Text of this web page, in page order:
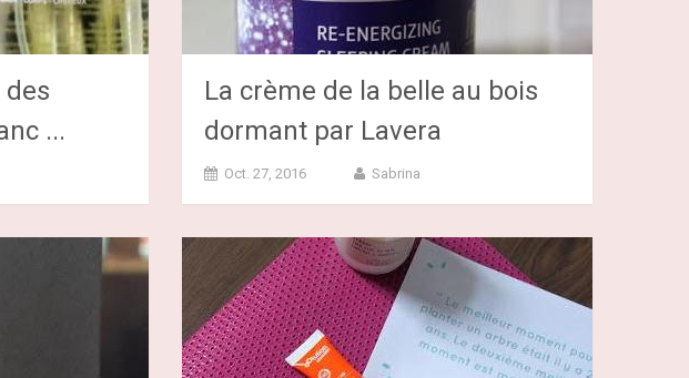
...
La crème de la belle au bois
dormant par Lavera
Oct. 27, 2016 Sabrina